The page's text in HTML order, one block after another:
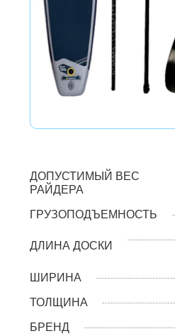
ДОПУСТИМЫЙ ВЕС
РАЙДЕРА
ГРУЗОПОДЪЕМНОСТЬ
ДЛИНА ДОСКИ
ШИРИНА
ТОЛЩИНА
БРЕНД